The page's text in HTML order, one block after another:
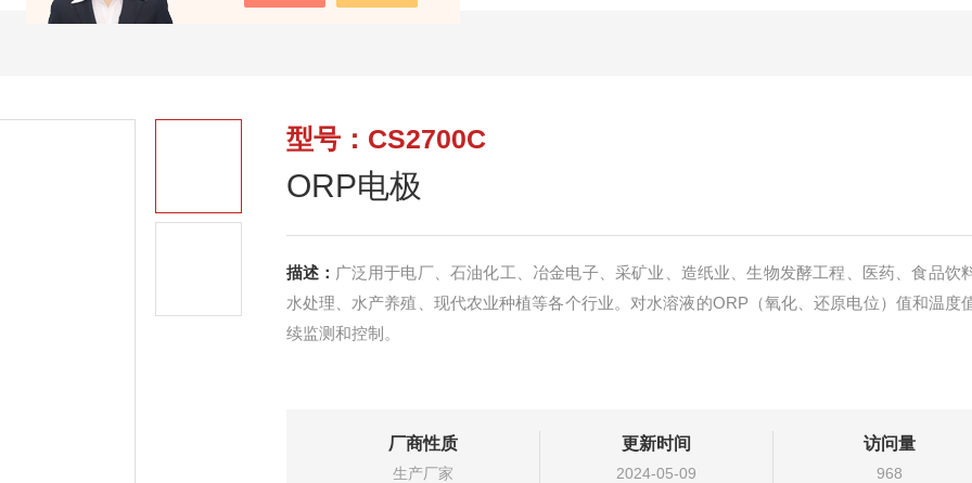
型号：CS2700C
ORP电极
描述： 广泛用于电厂、石油化工、冶金电子、采矿业、造纸业、生物发酵工程、医药、食品饮
水处理、水产养殖、现代农业种植等各个行业。对水溶液的ORP（氧化、还原电位）值和温度
续监测和控制。
厂商性质
生产厂家
更新时间
2024-05-09
访问量
968